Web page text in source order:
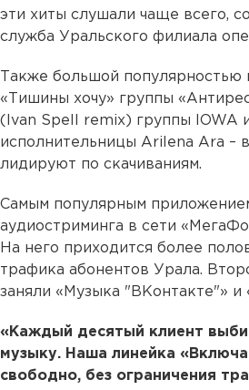
эти хиты слушали чаще всего,
служба Уральского филиала
Также большой популярностью
«Тишины хочу» группы
(Ivan Spell remix) группы IOWA
исполнительницы Arilena Ara –
лидируют по скачиваниям.
Самым популярным
аудиостриминга в сети
На него приходится более
трафика абонентов Урала.
заняли «Музыка "ВКонтакте"» и
«Каждый десятый клиент
музыку. Наша линейка
свободно, без ограничения